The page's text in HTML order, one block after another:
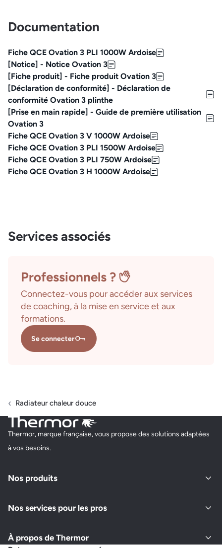
Documentation
Fiche QCE Ovation 3 PLI 1000W Ardoise
[Notice] - Notice Ovation 3
[Fiche produit] - Fiche produit Ovation 3
[Déclaration de conformité] - Déclaration de
conformité Ovation 3 plinthe
[Prise en main rapide] - Guide de première utilisation
Ovation 3
Fiche QCE Ovation 3 V 1000W Ardoise
Fiche QCE Ovation 3 PLI 1500W Ardoise
Fiche QCE Ovation 3 PLI 750W Ardoise
Fiche QCE Ovation 3 H 1000W Ardoise
Services associés
Professionnels ?
Connectez-vous pour accéder aux services
de coaching, à la mise en service et aux
formations.
Se connecter
Radiateur chaleur douce
Thermor, marque française, vous propose des solutions adaptées
à vos besoins.
Nos produits
Nos services pour les pros
À propos de Thermor